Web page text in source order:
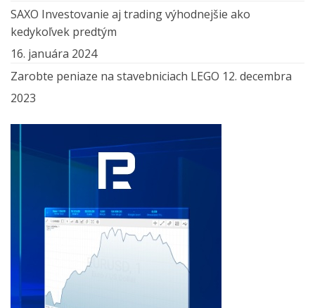
SAXO Investovanie aj trading výhodnejšie ako
kedykoľvek predtým
16. januára 2024
Zarobte peniaze na stavebniciach LEGO 12. decembra
2023